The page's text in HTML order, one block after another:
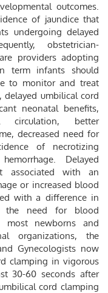
outcomes.
of jaundice that
undergoing delayed
obstetrician-
providers adopting
term infants should
to monitor and treat
delayed umbilical cord
neonatal benefits,
circulation, better
decreased need for
of necrotizing
Delayed
associated with an
or increased blood
with a difference in
the need for blood
most newborns and
organizations, the
Gynecologists now
clamping in vigorous
30-60 seconds after
cord clamping